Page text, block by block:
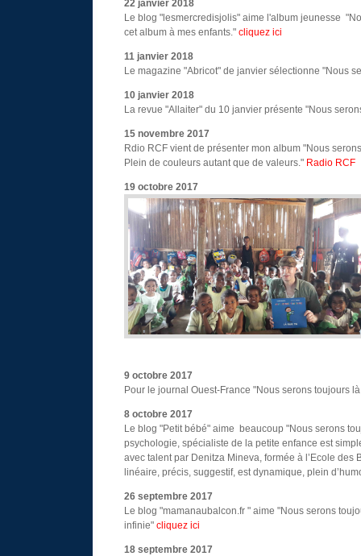
22 janvier 2018
Le blog "lesmercredisjolis" aime l'album jeunesse
cet album à mes enfants." cliquez ici
11 janvier 2018
Le magazine "Abricot" de janvier sélectionne "Nous
10 janvier 2018
La revue "Allaiter" du 10 janvier présente "Nous
15 novembre 2017
Rdio RCF vient de présenter mon album "Nous
Plein de couleurs autant que de valeurs." Radio RCF
19 octobre 2017
9 octobre 2017
Pour le journal Ouest-France "Nous serons toujours
8 octobre 2017
Le blog "Petit bébé" aime beaucoup "Nous serons
psychologie, spécialiste de la petite enfance est
avec talent par Denitza Mineva, formée à l’Ecole des
linéaire, précis, suggestif, est dynamique, plein
26 septembre 2017
Le blog "mamanaubalcon.fr " aime "Nous serons
infinie" cliquez ici
18 septembre 2017